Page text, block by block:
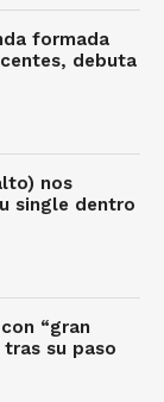
formada
debuta
nos
single dentro
“gran
su paso